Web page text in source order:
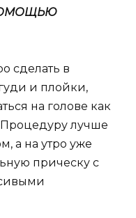
сделать в
и плойки,
на голове как
лучше
а на утро уже
прическу с